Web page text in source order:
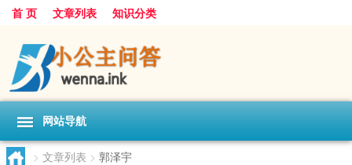
首 页 文章列表 知识分类
网站导航
> 文章列表 > 郭泽宇